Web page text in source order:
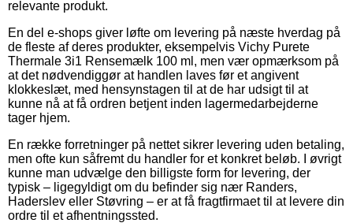
relevante produkt.
En del e-shops giver løfte om levering på næste hverdag på
de fleste af deres produkter, eksempelvis Vichy Purete
Thermale 3i1 Rensemælk 100 ml, men vær opmærksom på
at det nødvendiggør at handlen laves før et angivent
klokkeslæt, med hensynstagen til at de har udsigt til at
kunne nå at få ordren betjent inden lagermedarbejderne
tager hjem.
En række forretninger på nettet sikrer levering uden betaling,
men ofte kun såfremt du handler for et konkret beløb. I øvrigt
kunne man udvælge den billigste form for levering, der
typisk – ligegyldigt om du befinder sig nær Randers,
Haderslev eller Støvring – er at få fragtfirmaet til at levere din
ordre til et afhentningssted.